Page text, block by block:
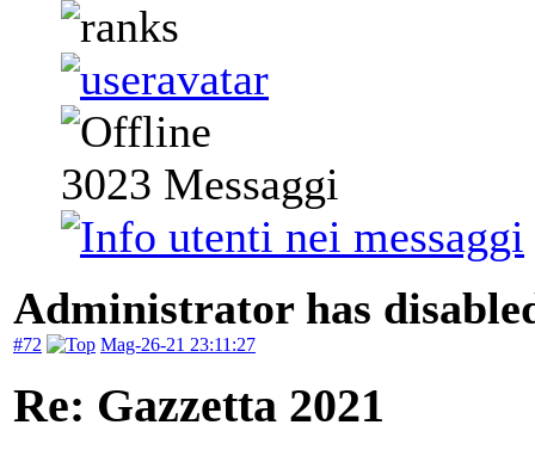
3023 Messaggi
Administrator has
#72 Mag-26-21 23:11:27
Re: Gazzetta 2021